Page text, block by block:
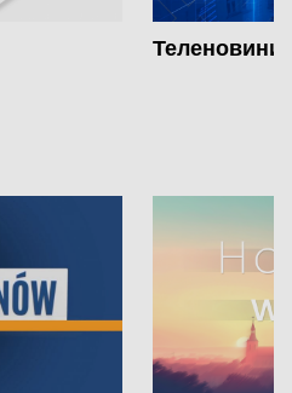
Теленовини